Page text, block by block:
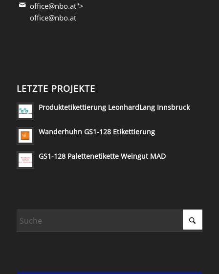
office@nbo.at">
office@nbo.at
LETZTE PROJEKTE
Produktetikettierung LeonhardLang Innsbruck
Wanderhuhn GS1-128 Etikettierung
GS1-128 Palettenetikette Weingut MAD